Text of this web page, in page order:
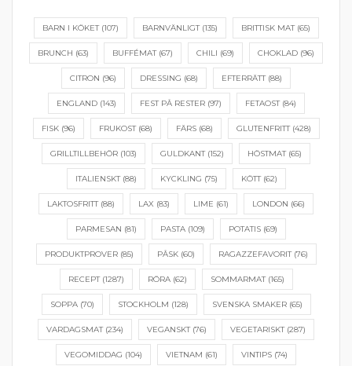
BARN I KÖKET(107) BARNVÄNLIGT(135) BRITTISK MAT(65)
BRUNCH (63) BUFFÉMAT(67) CHILI (69) CHOKLAD (96)
CITRON (96) DRESSING (68) EFTERRÄTT(88)
ENGLAND(143) FEST PÅ RESTER(97) FETAOST(84)
FISK(96) FRUKOST(68) FÄRS(68) GLUTENFRITT(428)
GRILLTILLBEHÖR (103) GULDKANT(152) HÖSTMAT(65)
ITALIENSKT(88) KYCKLING (75) KÖTT(62)
LAKTOSFRITT(88) LAX (83) LIME (61) LONDON (66)
PARMESAN (81) PASTA(109) POTATIS(69)
PRODUKTPROVER(85) PÅSK(60) RAGAZZEFAVORIT(76)
RECEPT(1287) RÖRA(62) SOMMARMAT(165)
SOPPA(70) STOCKHOLM (128) SVENSKA SMAKER(65)
VARDAGSMAT(234) VEGANSKT(76) VEGETARISKT(287)
VEGOMIDDAG (104) VIETNAM (61) VINTIPS (74)